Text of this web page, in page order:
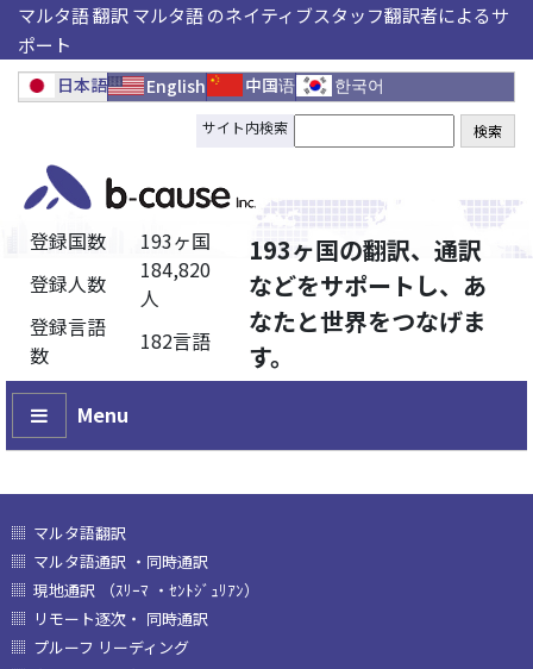
マルタ語 翻訳 マルタ語 のネイティブスタッフ翻訳者によるサ
ポート